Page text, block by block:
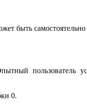
быть самостоятельно
пользователь
0.